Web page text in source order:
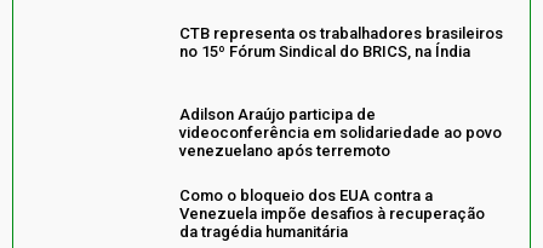
CTB representa os trabalhadores brasileiros
no 15º Fórum Sindical do BRICS, na Índia
Adilson Araújo participa de
videoconferência em solidariedade ao povo
venezuelano após terremoto
Como o bloqueio dos EUA contra a
Venezuela impõe desafios à recuperação
da tragédia humanitária